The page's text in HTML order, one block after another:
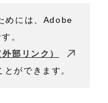
めには、Adobe
。
部リンク）
ができます。